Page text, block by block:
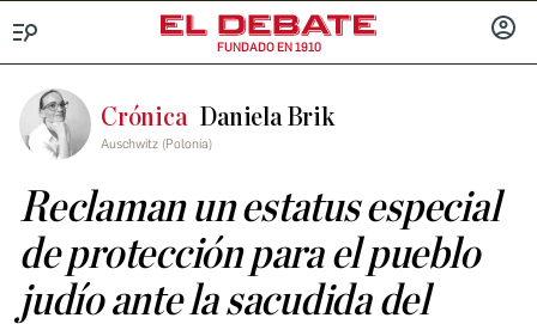
FUNDADO EN 1910
Crónica Daniela Brik
Auschwitz (Polonia)
Reclaman un estatus especial
de protección para el pueblo
judío ante la sacudida del